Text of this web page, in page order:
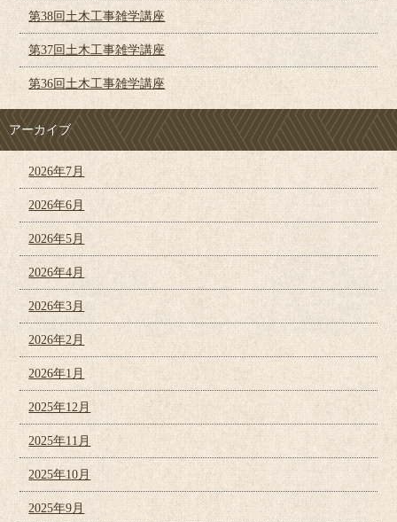
第38回土木工事雑学講座
第37回土木工事雑学講座
第36回土木工事雑学講座
アーカイブ
2026年7月
2026年6月
2026年5月
2026年4月
2026年3月
2026年2月
2026年1月
2025年12月
2025年11月
2025年10月
2025年9月